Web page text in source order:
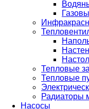
Тепловые
Тепловые
Радиаторы
Насосы